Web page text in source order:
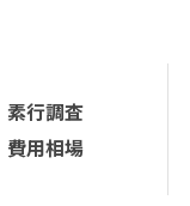
素行調査
費用相場